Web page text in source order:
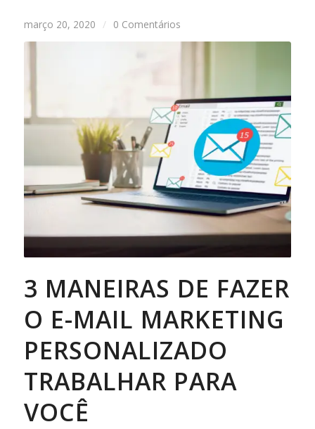
março 20, 2020 / 0 Comentários
3 MANEIRAS DE FAZER
O E-MAIL MARKETING
PERSONALIZADO
TRABALHAR PARA
VOCÊ